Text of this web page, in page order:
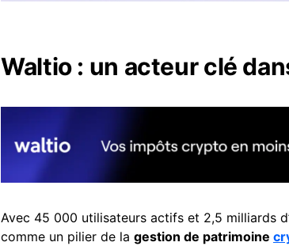
Waltio : un acteur clé
Avec 45 000 utilisateurs actifs et 2,5 milliards
comme un pilier de la gestion de patrimoine